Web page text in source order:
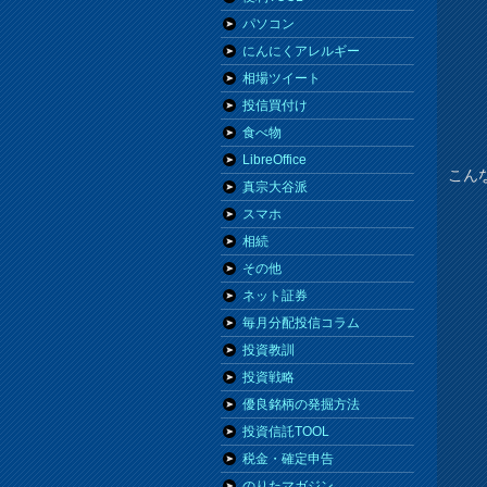
こん
パソコン
にんにくアレルギー
相場ツイート
投信買付け
食べ物
LibreOffice
真宗大谷派
スマホ
相続
その他
ネット証券
毎月分配投信コラム
投資教訓
投資戦略
優良銘柄の発掘方法
投資信託TOOL
税金・確定申告